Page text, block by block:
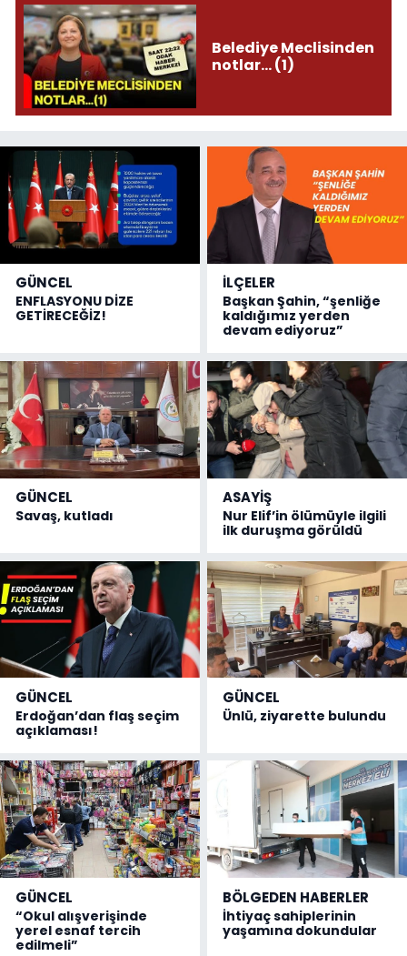
Belediye Meclisinden
notlar... (1)
GÜNCEL
ENFLASYONU DİZE
GETİRECEĞİZ!
İLÇELER
Başkan Şahin, “şenliğe
kaldığımız yerden
devam ediyoruz”
GÜNCEL
Savaş, kutladı
ASAYİŞ
Nur Elif’in ölümüyle ilgili
ilk duruşma görüldü
GÜNCEL
Erdoğan’dan flaş seçim
açıklaması!
GÜNCEL
Ünlü, ziyarette bulundu
GÜNCEL
“Okul alışverişinde
yerel esnaf tercih
edilmeli”
BÖLGEDEN HABERLER
İhtiyaç sahiplerinin
yaşamına dokundular